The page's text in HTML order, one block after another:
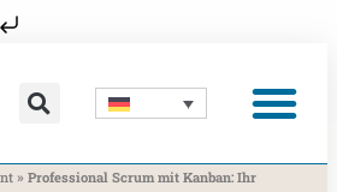
» Professional Scrum mit Kanban: Ihr